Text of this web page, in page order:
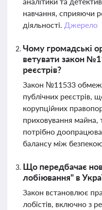
навчання, сприяючи
діяльності. Джерело
Чому громадські
ветувати закон
реєстрів?
Закон №11533
публічних реєстрів,
корупційних
приховування
потрібно
балансу між
Що передбачає
лобіювання" в
Закон встановлює
лобістів, включно з